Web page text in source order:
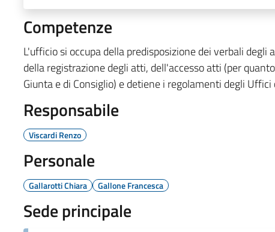
Competenze
L'ufficio si occupa della predisposizione dei verbali
della registrazione degli atti, dell'accesso atti (per
Giunta e di Consiglio) e detiene i regolamenti degli Uffici
Responsabile
Viscardi Renzo
Personale
Gallarotti Chiara Gallone Francesca
Sede principale